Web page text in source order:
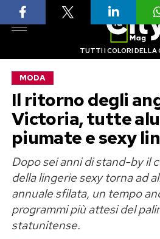
TUTTI I COLORI DELLA
MODA
Il ritorno degli
Victoria, tutte
piumate e sexy
Dopo sei anni di stand-by il
della lingerie sexy torna ad
annuale sfilata, un tempo
programmi più attesi del
statunitense.